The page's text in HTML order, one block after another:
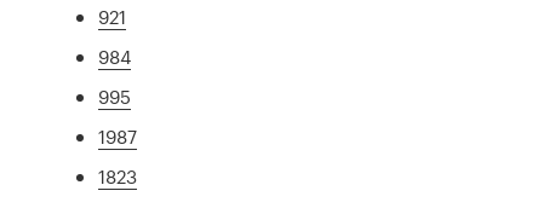
921
984
995
1987
1823